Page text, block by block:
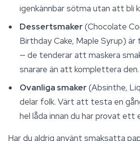
igenkännbar sötma utan att bli
Dessertsmaker(Chocolate
Birthday Cake, Maple Syrup)
— de tenderar att maskera
snarare än att komplettera den.
Ovanliga smaker(Absinthe,
delar folk. Värt att testa en
hel låda innan du har provat ett
Har du aldrig använt smaksatta